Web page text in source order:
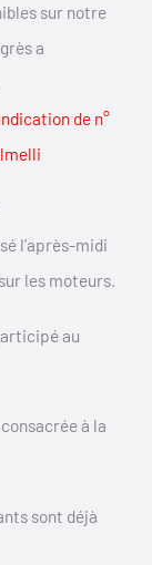
sur notre
a
de n°
l’après-midi
les moteurs.
au
à la
sont déjà